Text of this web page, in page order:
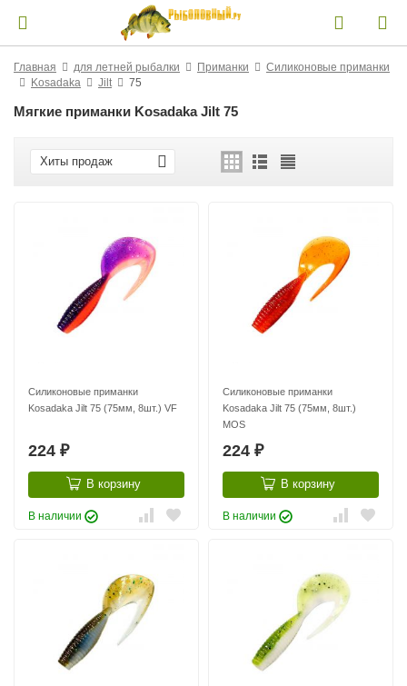
Главная для летней рыбалки Приманки
Силиконовые приманки
Kosadaka
Jilt 75
Мягкие приманки Kosadaka Jilt 75
Хиты продаж
Силиконовые приманки
Kosadaka Jilt 75 (75мм, 8шт.) VF
224 ₽
В корзину
В наличии
Силиконовые приманки
Kosadaka Jilt 75 (75мм, 8шт.)
MOS
224 ₽
В корзину
В наличии